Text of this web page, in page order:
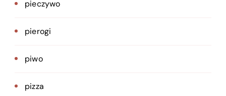
pieczywo
pierogi
piwo
pizza